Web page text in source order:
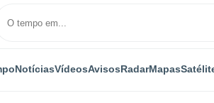
NotíciasVídeosAvisosRadarMapas